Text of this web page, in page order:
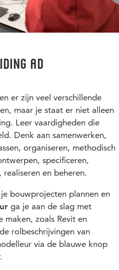
Ad
er zijn veel verschillende
maar je staat er niet alleen
Leer vaardigheden die
Denk aan samenwerken,
organiseren, methodisch
specificeren,
en beheren.
bouwprojecten plannen en
ga je aan de slag met
zoals Revit en
rolbeschrijvingen van
via de blauwe knop